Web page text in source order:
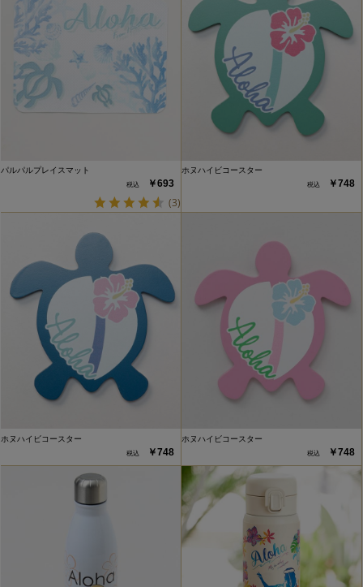
パルパルプレイスマット
￥693
(3)
ホヌハイビコースター
￥748
ホヌハイビコースター
￥748
ホヌハイビコースター
￥748